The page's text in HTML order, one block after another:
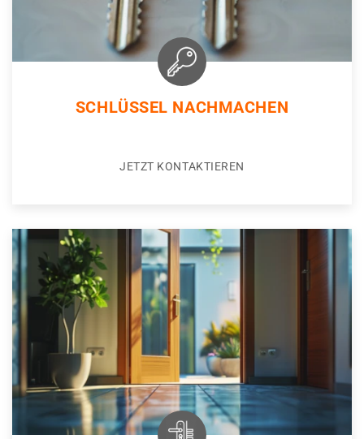
SCHLÜSSEL NACHMACHEN
JETZT KONTAKTIEREN